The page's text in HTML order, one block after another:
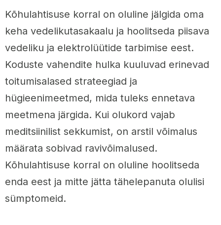
Kõhulahtisuse korral on oluline jälgida oma
keha vedelikutasakaalu ja hoolitseda piisava
vedeliku ja elektrolüütide tarbimise eest.
Koduste vahendite hulka kuuluvad erinevad
toitumisalased strateegiad ja
hügieenimeetmed, mida tuleks ennetava
meetmena järgida. Kui olukord vajab
meditsiinilist sekkumist, on arstil võimalus
määrata sobivad ravivõimalused.
Kõhulahtisuse korral on oluline hoolitseda
enda eest ja mitte jätta tähelepanuta olulisi
sümptomeid.